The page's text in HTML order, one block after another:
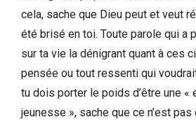
cela, sache que Dieu peut et veut
été brisé en toi. Toute parole qui a
sur ta vie la dénigrant quant à ces
pensée ou tout ressenti qui
tu dois porter le poids d’être une «
jeunesse », sache que ce n’est